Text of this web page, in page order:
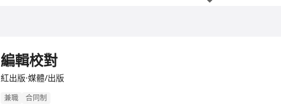
編輯校對
紅出版·媒體/出版
兼職 合同制